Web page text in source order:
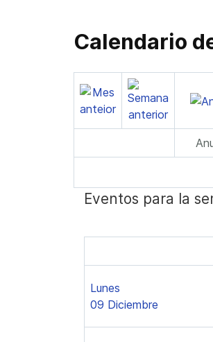
Calendario
Eventos para la
Lunes
09 Diciembre